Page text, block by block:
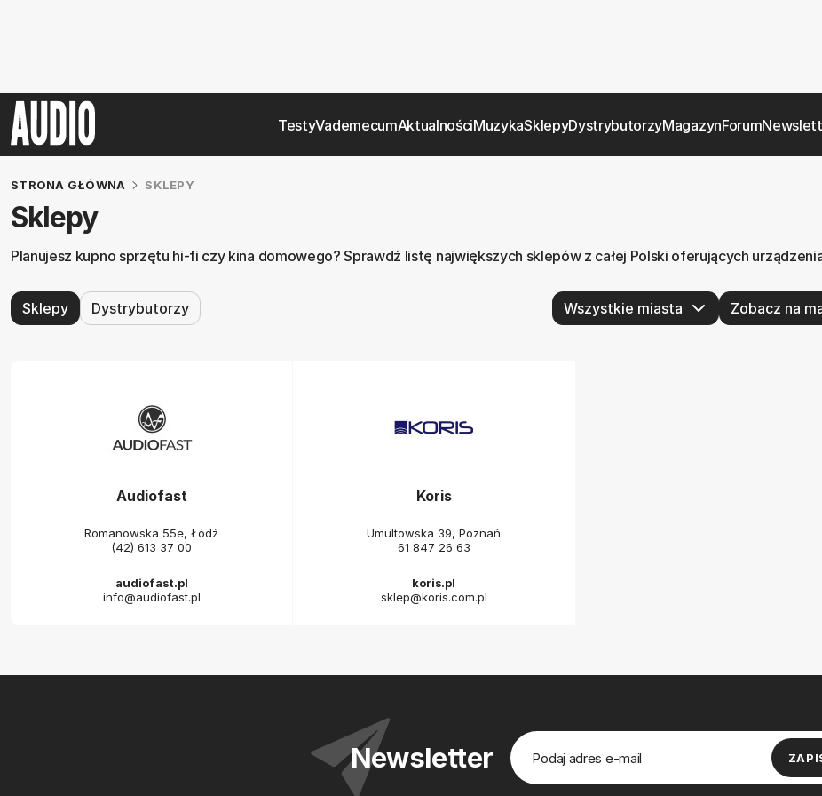
TestyVademecumAktualnościMuzykaSklepyDystrybutorzyMagazynForum
STRONA GŁÓWNA SKLEPY
Sklepy
Planujesz kupno sprzętu hi-fi czy kina domowego? Sprawdź listę największych sklepów z całej Polski oferujących
Sklepy Dystrybutorzy Zobacz na
Audiofast
Romanowska 55e, Łódź
(42) 613 37 00
audiofast.pl
info@audiofast.pl
Koris
Umultowska 39, Poznań
61 847 26 63
koris.pl
sklep@koris.com.pl
Newsletter